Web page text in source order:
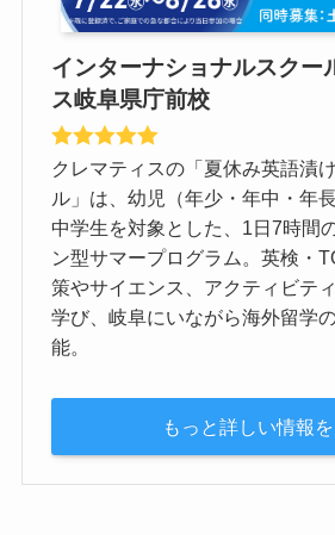
インターナショナルスクー
ス岐阜県庁前校
クレマティスの「夏休み英語漬
ル」は、幼児（年少・年中・年
中学生を対象とした、1日7時間
ン型サマープログラム。英検・
策やサイエンス、アクティビテ
学び、岐阜にいながら海外留学
能。
もっと詳しい情報